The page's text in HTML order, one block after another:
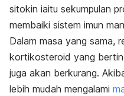
sitokin iaitu sekumpulan
membaiki sistem imun
Dalam masa yang sama,
kortikosteroid yang
juga akan berkurang.
lebih mudah mengalami